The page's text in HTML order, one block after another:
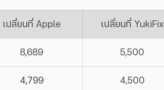
เปลี่ยนที่ Apple เปลี่ยนที่ YukiFix
8,689 5,500
4,799 4,500